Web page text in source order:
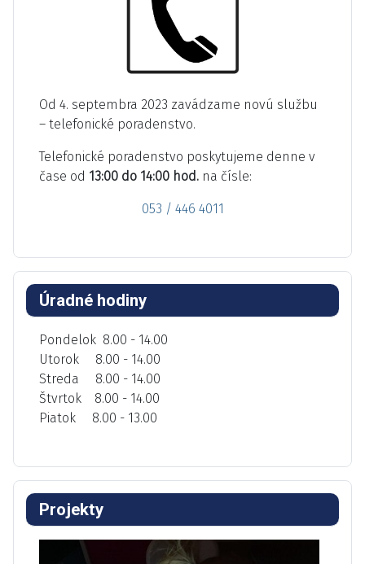
Od 4. septembra 2023 zavádzame novú službu
– telefonické poradenstvo.
Telefonické poradenstvo poskytujeme denne v
čase od 13:00 do 14:00 hod. na čísle:
053 / 446 4011
Úradné hodiny
Pondelok 8.00 - 14.00
Utorok 8.00 - 14.00
Streda 8.00 - 14.00
Štvrtok 8.00 - 14.00
Piatok 8.00 - 13.00
Projekty